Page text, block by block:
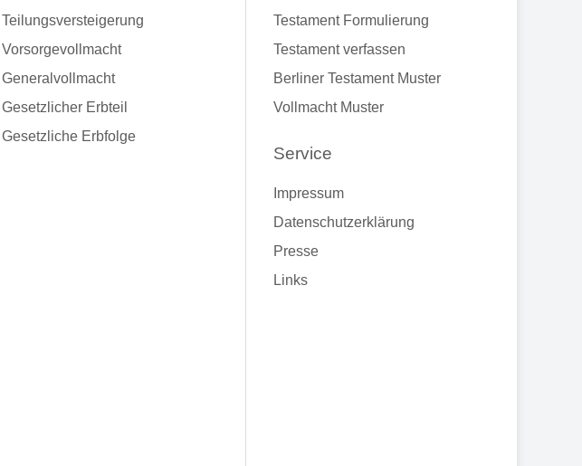
Teilungsversteigerung
Vorsorgevollmacht
Generalvollmacht
Gesetzlicher Erbteil
Gesetzliche Erbfolge
Testament Formulierung
Testament verfassen
Berliner Testament Muster
Vollmacht Muster
Service
Impressum
Datenschutzerklärung
Presse
Links